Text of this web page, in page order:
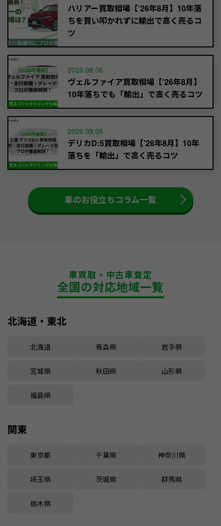
ハリアー買取相場【’26年8月】10年落
ちを買い叩かれずに輸出で高く売るコ
ツ
2026.08.06
ヴェルファイア買取相場【’26年8月】
10年落ちでも「輸出」で高く売るコツ
2026.08.05
デリカD:5買取相場【’26年8月】10年
落ちを「輸出」で高く売るコツ
車のお役立ちコラム一覧
車買取・中古車査定
全国の対応地域一覧
北海道・東北
北海道 青森県 岩手県
宮城県 秋田県 山形県
福島県
関東
東京都 千葉県 神奈川県
埼玉県 茨城県 群馬県
栃木県